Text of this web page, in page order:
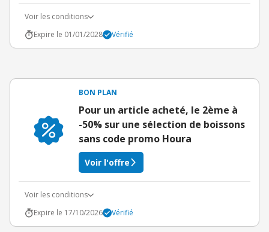
Voir les conditions
Expire le 01/01/2028
Vérifié
BON PLAN
Pour un article acheté, le 2ème à
-50% sur une sélection de boissons
sans code promo Houra
Voir l'offre
Voir les conditions
Expire le 17/10/2026
Vérifié